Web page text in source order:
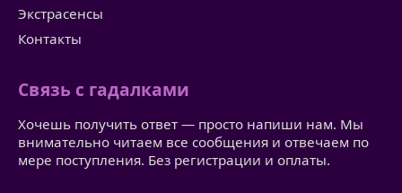
Экстрасенсы
Контакты
Связь с гадалками
Хочешь получить ответ — просто напиши нам. Мы
внимательно читаем все сообщения и отвечаем по
мере поступления. Без регистрации и оплаты.